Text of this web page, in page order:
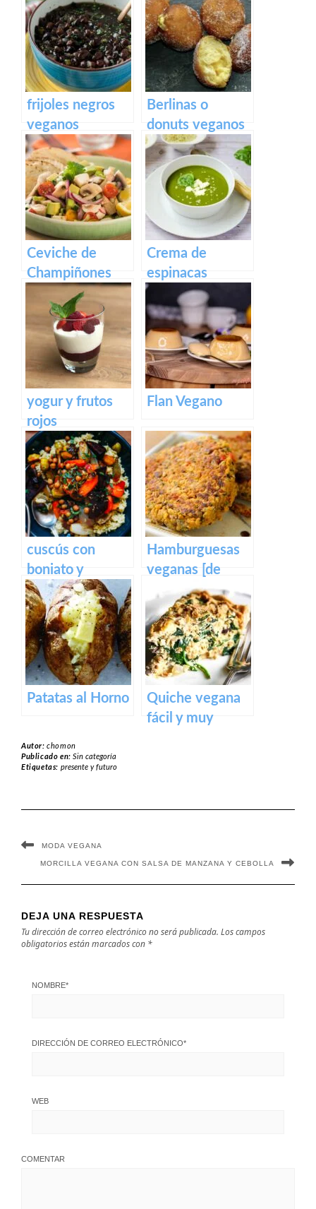
Y VERDURAS
desayuno con
trocitos
ahumados
frijoles negros
veganos
Berlinas o
donuts veganos
rellenos de
crema pastelera
Ceviche de
Champiñones
Crema de
espinacas
yogur y frutos
rojos
Flan Vegano
cuscús con
boniato y
tomatitos
horneados
Hamburguesas
veganas [de
quinoa y
garbanzos]
Patatas al Horno
Quiche vegana
fácil y muy
Autor:chomon
Publicado en:Sin categoría
Etiquetas: presente y futuro
MODA VEGANA
MORCILLA VEGANA CON SALSA DE MANZANA Y CEBOLLA
DEJA UNA RESPUESTA
Tu dirección de correo electrónico no será publicada. Los campos
obligatorios están marcados con *
NOMBRE*
DIRECCIÓN DE CORREO ELECTRÓNICO*
WEB
COMENTAR